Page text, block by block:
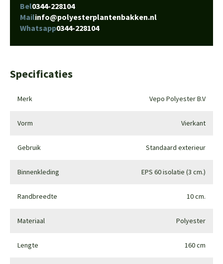
Bel0344-228104
Mailinfo@polyesterplantenbakken.nl
Whatsapp0344-228104
Specificaties
Merk Vepo Polyester B.V
Vorm Vierkant
Gebruik Standaard exterieur
Binnenkleding EPS 60 isolatie (3 cm.)
Randbreedte 10 cm.
Materiaal Polyester
Lengte 160 cm